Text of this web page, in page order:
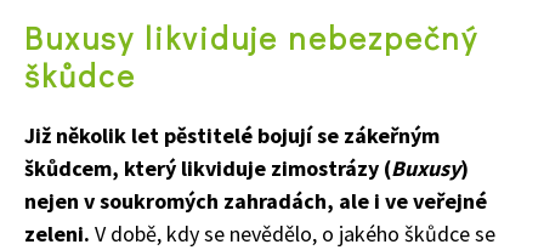
Buxusy likviduje nebezpečný
škůdce
Již několik let pěstitelé bojují se zákeřným
škůdcem, který likviduje zimostrázy (Buxusy)
nejen v soukromých zahradách, ale i ve veřejné
zeleni. V době, kdy se nevědělo, o jakého škůdce se